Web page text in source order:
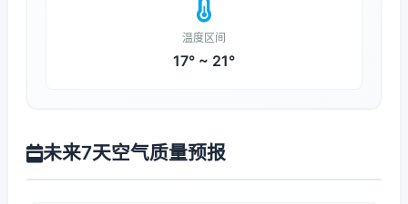
温度区间
17° ~ 21°
未来7天空气质量预报